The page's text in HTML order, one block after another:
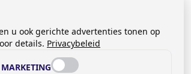
u ook gerichte advertenties tonen op
details. Privacybeleid
MARKETING